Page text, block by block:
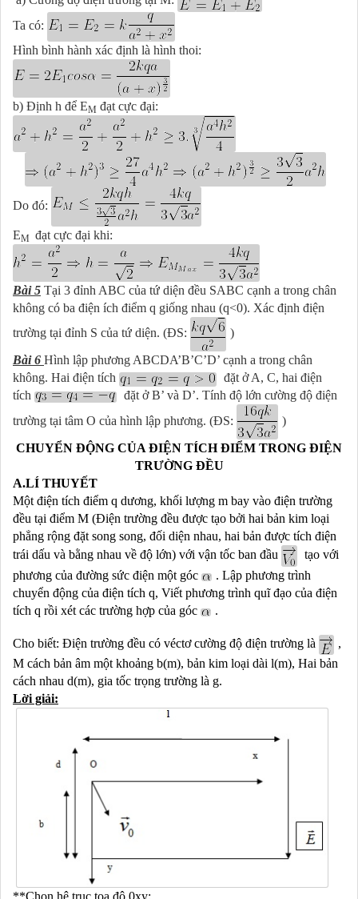
Ta có:
Hình bình hành xác định là hình thoi:
b) Định h để EM đạt cực đại:
Do đó:
EM đạt cực đại khi:
Bài 5 Tại 3 đỉnh ABC của tứ diện đều SABC cạnh a trong chân
không có ba điện ích điểm q giống nhau (q<0). Xác định điện
trường tại đỉnh S của tứ diện. (ĐS:
)
Bài 6 Hình lập phương ABCDA’B’C’D’ cạnh a trong chân
không. Hai điện tích
đặt ở A, C, hai điện
tích
đặt ở B’ và D’. Tính độ lớn cường độ điện
trường tại tâm O của hình lập phương. (ĐS:
)
CHUYỂN ĐỘNG CỦA ĐIỆN TÍCH ĐIỂM TRONG ĐIỆN
TRƯỜNG ĐỀU
A.LÍ THUYẾT
Một điện tích điểm q dương, khối lượng m bay vào điện trường
đều tại điểm M (Điện trường đều được tạo bởi hai bản kim loại
phẳng rộng đặt song song, đối diện nhau, hai bản được tích điện
trái dấu và bằng nhau về độ lớn) với vận tốc ban đầu
tạo với
phương của đường sức điện một góc
. Lập phương trình
chuyển động của điện tích q, Viết phương trình quĩ đạo của điện
tích q rồi xét các trường hợp của góc
.
Cho biết: Điện trường đều có véctơ cường độ điện trường là
,
M cách bản âm một khoảng b(m), bản kim loại dài l(m), Hai bản
cách nhau d(m), gia tốc trọng trường là g.
Lời giải:
**Chọn hệ trục tọa độ 0xy: